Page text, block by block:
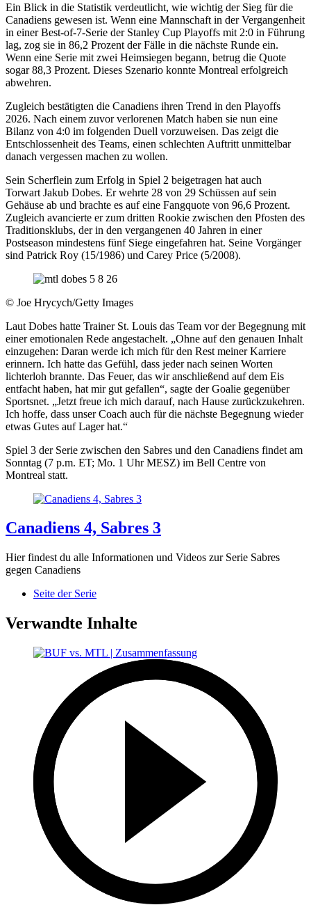
Ein Blick in die Statistik verdeutlicht, wie wichtig der Sieg für die
Canadiens gewesen ist. Wenn eine Mannschaft in der Vergangenheit
in einer Best-of-7-Serie der Stanley Cup Playoffs mit 2:0 in Führung
lag, zog sie in 86,2 Prozent der Fälle in die nächste Runde ein.
Wenn eine Serie mit zwei Heimsiegen begann, betrug die Quote
sogar 88,3 Prozent. Dieses Szenario konnte Montreal erfolgreich
abwehren.
Zugleich bestätigten die Canadiens ihren Trend in den Playoffs
2026. Nach einem zuvor verlorenen Match haben sie nun eine
Bilanz von 4:0 im folgenden Duell vorzuweisen. Das zeigt die
Entschlossenheit des Teams, einen schlechten Auftritt unmittelbar
danach vergessen machen zu wollen.
Sein Scherflein zum Erfolg in Spiel 2 beigetragen hat auch
Torwart Jakub Dobes. Er wehrte 28 von 29 Schüssen auf sein
Gehäuse ab und brachte es auf eine Fangquote von 96,6 Prozent.
Zugleich avancierte er zum dritten Rookie zwischen den Pfosten des
Traditionsklubs, der in den vergangenen 40 Jahren in einer
Postseason mindestens fünf Siege eingefahren hat. Seine Vorgänger
sind Patrick Roy (15/1986) und Carey Price (5/2008).
© Joe Hrycych/Getty Images
Laut Dobes hatte Trainer St. Louis das Team vor der Begegnung mit
einer emotionalen Rede angestachelt. „Ohne auf den genauen Inhalt
einzugehen: Daran werde ich mich für den Rest meiner Karriere
erinnern. Ich hatte das Gefühl, dass jeder nach seinen Worten
lichterloh brannte. Das Feuer, das wir anschließend auf dem Eis
entfacht haben, hat mir gut gefallen“, sagte der Goalie gegenüber
Sportsnet. „Jetzt freue ich mich darauf, nach Hause zurückzukehren.
Ich hoffe, dass unser Coach auch für die nächste Begegnung wieder
etwas Gutes auf Lager hat.“
Spiel 3 der Serie zwischen den Sabres und den Canadiens findet am
Sonntag (7 p.m. ET; Mo. 1 Uhr MESZ) im Bell Centre von
Montreal statt.
Canadiens 4, Sabres 3
Hier findest du alle Informationen und Videos zur Serie Sabres
gegen Canadiens
Seite der Serie
Verwandte Inhalte